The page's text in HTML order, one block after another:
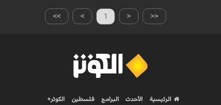
>> > 1 < <<
الرئيسية الأحدث البرامج فلسطين الكوثر+